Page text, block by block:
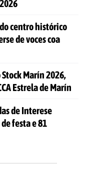
centro histórico
de voces coa
Marín 2026,
Estrela de Marín
de Interese
festa e 81